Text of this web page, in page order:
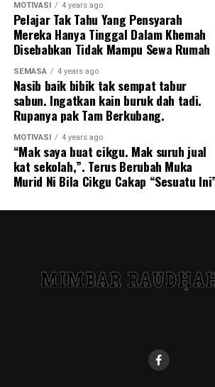
Dalam pada itu, lelaki itu turut
dihadapinya sejak mula bertukar bidang
antaranya dari segi tanggapan orang
“Tak malu ke kerja ‘cleaner’?
tinggi akhirnya jadi ‘cleaner’?
kongsinya tentang tohmahan
daripada orang ramai.
masyarakat, Razi akur dengan ujian
Baginya, sudah tentut terselit hikmah
tidak perlu malu pun asalkan ia datang
Menjengah ke ruangan komen, rata-
MOTIVASI 4 years ago
Pelajar Tak Tahu Yang Pensyarah
Mereka Hanya Tinggal Dalam Khemah
Disebabkan Tidak Mampu Sewa Rumah
SEMASA 4 years ago
Nasib baik bibik tak sempat tabur
sabun. Ingatkan kain buruk dah tadi.
Rupanya pak Tam Berkubang.
MOTIVASI 4 years ago
“Mak saya buat cikgu. Mak suruh jual
kat sekolah,”. Terus Berubah Muka
Murid Ni Bila Cikgu Cakap “Sesuatu